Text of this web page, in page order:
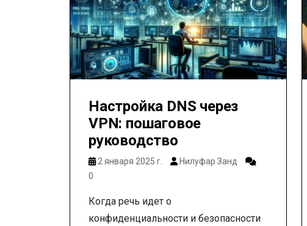
Настройка DNS через
VPN: пошаговое
руководство
2 января 2025 г.
Нилуфар Занд
0
Когда речь идет о
конфиденциальности и безопасности